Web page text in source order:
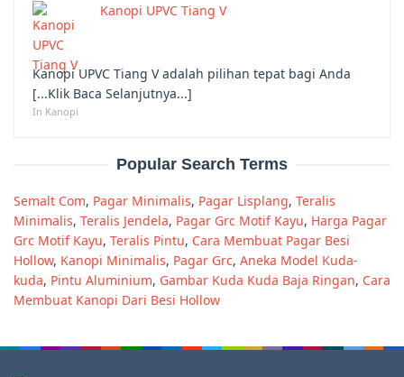
Kanopi UPVC Tiang V
Kanopi UPVC Tiang V adalah pilihan tepat bagi Anda
[...Klik Baca Selanjutnya...]
In Kanopi
Popular Search Terms
Semalt Com, Pagar Minimalis, Pagar Lisplang, Teralis
Minimalis, Teralis Jendela, Pagar Grc Motif Kayu, Harga Pagar
Grc Motif Kayu, Teralis Pintu, Cara Membuat Pagar Besi
Hollow, Kanopi Minimalis, Pagar Grc, Aneka Model Kuda-
kuda, Pintu Aluminium, Gambar Kuda Kuda Baja Ringan, Cara
Membuat Kanopi Dari Besi Hollow